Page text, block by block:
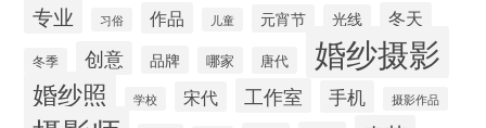
专业 习俗 作品 儿童 元宵节 光线 冬天
冬季 创意 品牌 哪家 唐代 婚纱摄影
婚纱照 学校 宋代 工作室 手机 摄影作品